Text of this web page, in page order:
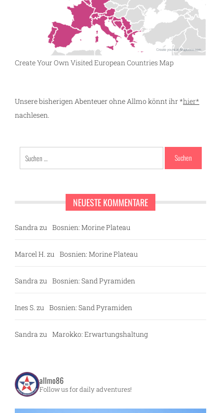
Create Your Own Visited European Countries Map
Unsere bisherigen Abenteuer ohne Allmo könnt ihr *hier*
nachlesen.
nach:
NEUESTE KOMMENTARE
Sandra zu Bosnien: Morine Plateau
Marcel H. zu Bosnien: Morine Plateau
Sandra zu Bosnien: Sand Pyramiden
Ines S. zu Bosnien: Sand Pyramiden
Sandra zu Marokko: Erwartungshaltung
allmo86
Follow us for daily adventures!